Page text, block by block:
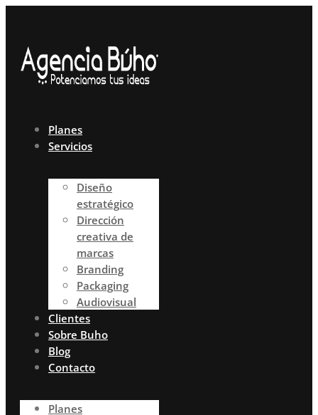
contenido
Planes
Servicios
Diseño
estratégico
Dirección
creativa de
marcas
Branding
Packaging
Audiovisual
Clientes
Sobre Buho
Blog
Contacto
Planes